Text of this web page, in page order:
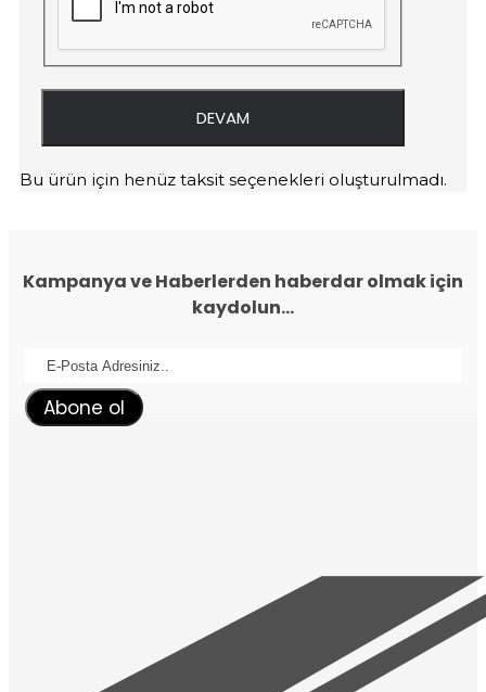
DEVAM
Bu ürün için henüz taksit seçenekleri oluşturulmadı.
Kampanya ve Haberlerden haberdar olmak için
kaydolun...
Abone ol